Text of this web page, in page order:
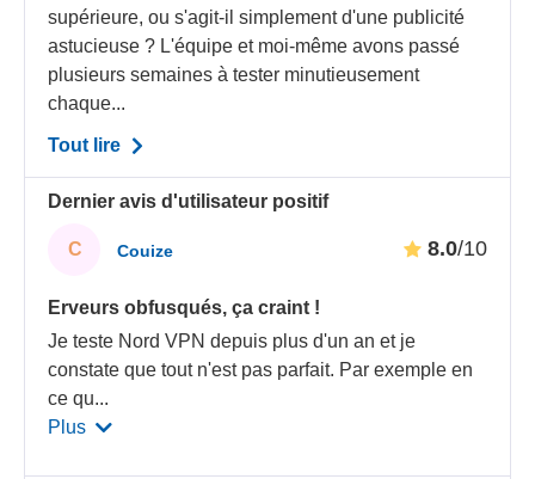
supérieure, ou s'agit-il simplement d'une publicité
astucieuse ? L'équipe et moi-même avons passé
plusieurs semaines à tester minutieusement
chaque...
Tout lire
Dernier avis d'utilisateur positif
C Couize 8.0/10
Erveurs obfusqués, ça craint !
Je teste Nord VPN depuis plus d'un an et je
constate que tout n'est pas parfait. Par exemple en
ce qu...
Plus